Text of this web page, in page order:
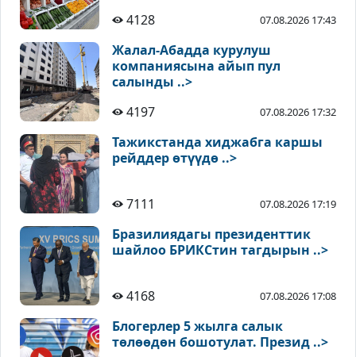
4128 07.08.2026 17:43
Жалал-Абадда курулуш
компаниясына айып пул
салынды ..>
4197
07.08.2026 17:32
Тажикстанда хиджабга каршы
рейддер өтүүдө ..>
7111 07.08.2026 17:19
Бразилиядагы президенттик
шайлоо БРИКСтин тагдырын ..>
4168 07.08.2026 17:08
Блогерлер 5 жылга салык
төлөөдөн бошотулат. Презид ..>